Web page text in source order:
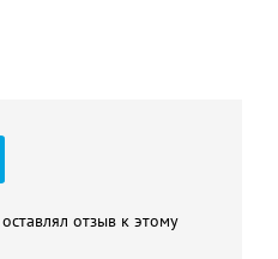
20
отзыв к этому